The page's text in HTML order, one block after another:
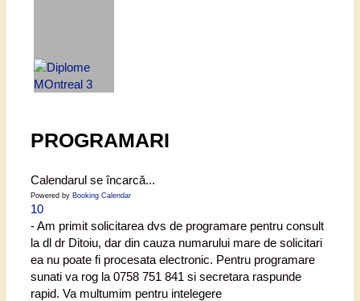
PROGRAMARI
Calendarul se încarcă...
Powered by Booking Calendar
10
- Am primit solicitarea dvs de programare pentru consult
la dl dr Ditoiu, dar din cauza numarului mare de solicitari
ea nu poate fi procesata electronic. Pentru programare
sunati va rog la 0758 751 841 si secretara raspunde
rapid. Va multumim pentru intelegere